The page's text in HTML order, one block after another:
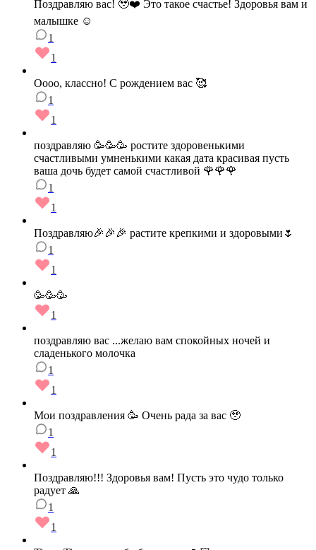
Поздравляю вас! 🥹❤️ Это такое счастье! Здоровья вам и
малышке ☺️
1
1
Оооо, классно! С рождением вас 🥰
1
1
поздравляю 🥳🥳🥳 ростите здоровенькими
счастливыми умненькими какая дата красивая пусть
ваша дочь будет самой счастливой 🌹🌹🌹
1
1
Поздравляю🎉🎉🎉 растите крепкими и здоровыми🌷
1
1
🥳🥳🥳
1
поздравляю вас ...желаю вам спокойных ночей и
сладенького молочка
1
1
Мои поздравления 🥳 Очень рада за вас 🥹
1
1
Поздравляю!!! Здоровья вам! Пусть это чудо только
радует 🙏
1
1